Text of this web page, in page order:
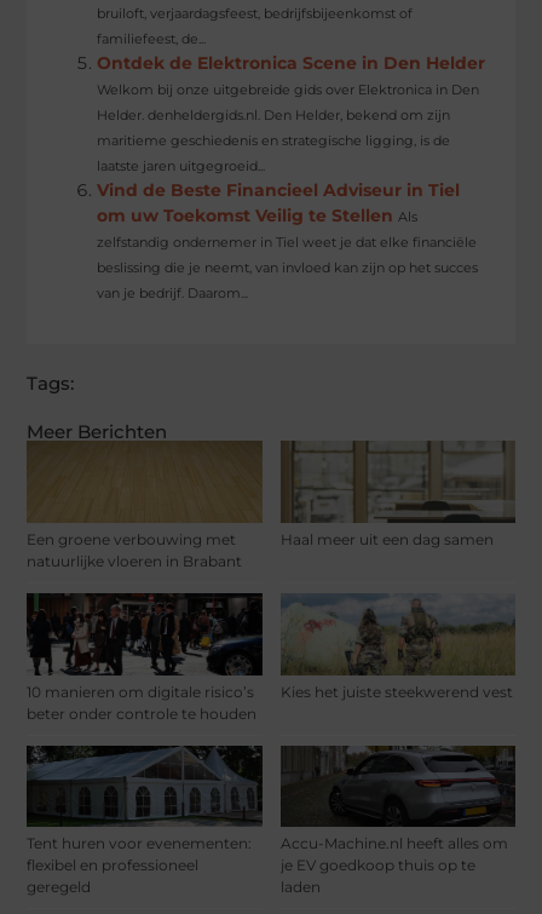
Meer Berichten
Een groene verbouwing met
natuurlijke vloeren in Brabant
Haal meer uit een dag samen
10 manieren om digitale risico’s
beter onder controle te houden
Kies het juiste steekwerend vest
Tent huren voor evenementen:
flexibel en professioneel
geregeld
Accu-Machine.nl heeft alles om
je EV goedkoop thuis op te
laden
bruiloft, verjaardagsfeest, bedrijfsbijeenkomst of
familiefeest, de...
Ontdek de Elektronica Scene in Den Helder
Welkom bij onze uitgebreide gids over Elektronica in Den
Helder. denheldergids.nl. Den Helder, bekend om zijn
maritieme geschiedenis en strategische ligging, is de
laatste jaren uitgegroeid...
Vind de Beste Financieel Adviseur in Tiel
om uw Toekomst Veilig te Stellen Als
zelfstandig ondernemer in Tiel weet je dat elke financiële
beslissing die je neemt, van invloed kan zijn op het succes
van je bedrijf. Daarom...
Tags: